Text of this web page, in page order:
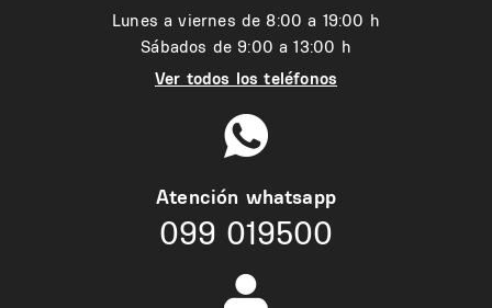
Lunes a viernes de 8:00 a 19:00 h
Sábados de 9:00 a 13:00 h
Ver todos los teléfonos
Atención whatsapp
099 019500